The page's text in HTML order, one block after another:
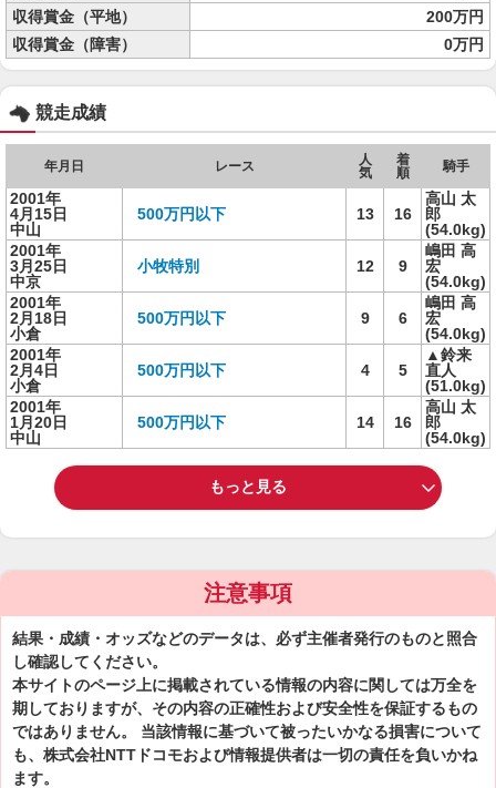
収得賞金（平地）
200万円
収得賞金（障害）
0万円
競走成績
年月日 レース
人
気
着
順
騎手
2001年
4月15日
中山
500万円以下 13 16
高山 太
郎
(54.0kg)
2001年
3月25日
中京
小牧特別 12 9
嶋田 高
宏
(54.0kg)
2001年
2月18日
小倉
500万円以下 9 6
嶋田 高
宏
(54.0kg)
2001年
2月4日
小倉
500万円以下 4 5
▲鈴来
直人
(51.0kg)
2001年
1月20日
中山
500万円以下 14 16
高山 太
郎
(54.0kg)
もっと見る
注意事項
結果・成績・オッズなどのデータは、必ず主催者発行のものと照合
し確認してください。
本サイトのページ上に掲載されている情報の内容に関しては万全を
期しておりますが、その内容の正確性および安全性を保証するもの
ではありません。 当該情報に基づいて被ったいかなる損害について
も、株式会社NTTドコモおよび情報提供者は一切の責任を負いかね
ます。